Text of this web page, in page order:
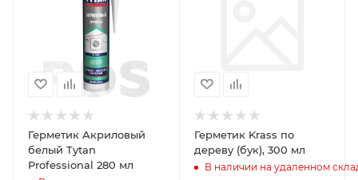
Герметик Акриловый
белый Tytan
Professional 280 мл
Герметик Krass по
дереву (бук), 300 мл
В наличии на удаленном